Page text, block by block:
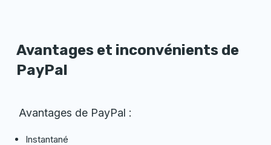
Avantages et inconvénients de
PayPal
Avantages de PayPal :
Instantané